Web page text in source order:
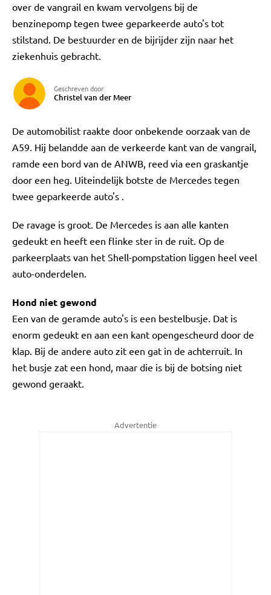
over de vangrail en kwam vervolgens bij de
benzinepomp tegen twee geparkeerde auto's tot
stilstand. De bestuurder en de bijrijder zijn naar het
ziekenhuis gebracht.
Geschreven door
Christel van der Meer
De automobilist raakte door onbekende oorzaak van de
A59. Hij belandde aan de verkeerde kant van de vangrail,
ramde een bord van de ANWB, reed via een graskantje
door een heg. Uiteindelijk botste de Mercedes tegen
twee geparkeerde auto's .
De ravage is groot. De Mercedes is aan alle kanten
gedeukt en heeft een flinke ster in de ruit. Op de
parkeerplaats van het Shell-pompstation liggen heel veel
auto-onderdelen.
Hond niet gewond
Een van de geramde auto's is een bestelbusje. Dat is
enorm gedeukt en aan een kant opengescheurd door de
klap. Bij de andere auto zit een gat in de achterruit. In
het busje zat een hond, maar die is bij de botsing niet
gewond geraakt.
Advertentie